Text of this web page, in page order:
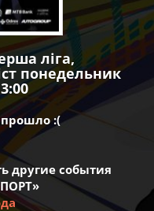
ліга,
понедельник
:(
другие события